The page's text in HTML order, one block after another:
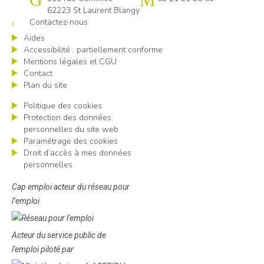
62223 St Laurent Blangy
Contactez-nous
Aides
Accessibilité : partiellement conforme
Mentions légales et CGU
Contact
Plan du site
Politique des cookies
Protection des données
personnelles du site web
Paramétrage des cookies
Droit d’accès à mes données
personnelles
Cap emploi acteur du réseau pour
l’emploi
Acteur du service public de
l'emploi piloté par